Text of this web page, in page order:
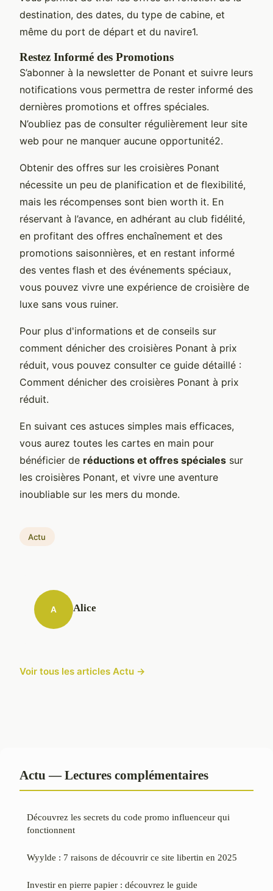
destination, des dates, du type de cabine, et
même du port de départ et du navire1.
Restez Informé des Promotions
S’abonner à la newsletter de Ponant et suivre leurs
notifications vous permettra de rester informé des
dernières promotions et offres spéciales.
N’oubliez pas de consulter régulièrement leur site
web pour ne manquer aucune opportunité2.
Obtenir des offres sur les croisières Ponant
nécessite un peu de planification et de flexibilité,
mais les récompenses sont bien worth it. En
réservant à l’avance, en adhérant au club fidélité,
en profitant des offres enchaînement et des
promotions saisonnières, et en restant informé
des ventes flash et des événements spéciaux,
vous pouvez vivre une expérience de croisière de
luxe sans vous ruiner.
Pour plus d'informations et de conseils sur
comment dénicher des croisières Ponant à prix
réduit, vous pouvez consulter ce guide détaillé :
Comment dénicher des croisières Ponant à prix
réduit.
En suivant ces astuces simples mais efficaces,
vous aurez toutes les cartes en main pour
bénéficier de réductions et offres spéciales sur
les croisières Ponant, et vivre une aventure
inoubliable sur les mers du monde.
Actu
A Alice
Voir tous les articles Actu →
Actu — Lectures complémentaires
Découvrez les secrets du code promo influenceur qui
fonctionnent
Wyylde : 7 raisons de découvrir ce site libertin en 2025
Investir en pierre papier : découvrez le guide